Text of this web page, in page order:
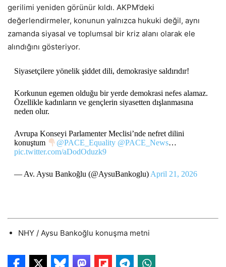
gerilimi yeniden görünür kıldı. AKPM’deki
değerlendirmeler, konunun yalnızca hukuki değil, aynı
zamanda siyasal ve toplumsal bir kriz alanı olarak ele
alındığını gösteriyor.
Siyasetçilere yönelik şiddet dili, demokrasiye saldırıdır!
Korkunun egemen olduğu bir yerde demokrasi nefes alamaz.
Özellikle kadınların ve gençlerin siyasetten dışlanmasına
neden olur.
Avrupa Konseyi Parlamenter Meclisi’nde nefret dilini
konuştum
@PACE_Equality @PACE_News…
pic.twitter.com/aDodOduzk9
— Av. Aysu Bankoğlu (@AysuBankoglu)April 21, 2026
NHY / Aysu Bankoğlu konuşma metni